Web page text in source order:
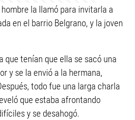
la llamó para invitarla a
en el barrio Belgrano, y la joven
que tenían que ella se sacó una
y se la envió a la hermana,
todo fue una larga charla
que estaba afrontando
y se desahogó.